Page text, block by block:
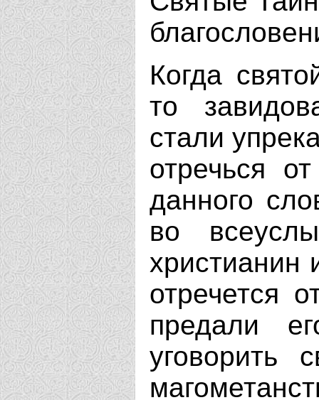
Когда
то
стали
отречься
данного
во
христианин
отречется
предали
уговорить